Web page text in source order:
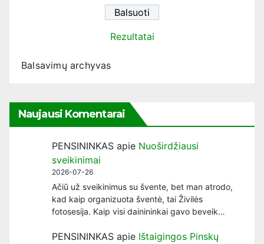
Rezultatai
Balsavimų archyvas
Naujausi Komentarai
PENSININKAS apie Nuoširdžiausi
sveikinimai
2026-07-26
Ačiū už sveikinimus su švente, bet man atrodo,
kad kaip organizuota šventė, tai Živilės
fotosesija. Kaip visi dainininkai gavo beveik…
PENSININKAS apie Ištaigingos Pinskų